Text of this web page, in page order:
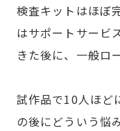
検査キットはほぼ
はサポートサービ
きた後に、一般ロ
試作品で10人ほど
の後にどういう悩